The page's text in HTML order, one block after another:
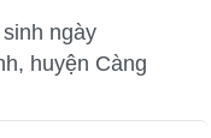
ngày
huyện Càng